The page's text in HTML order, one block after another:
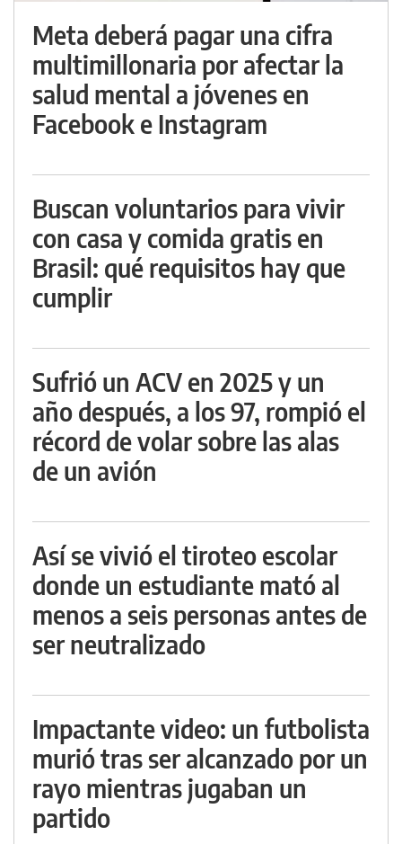
Meta deberá pagar una cifra
multimillonaria por afectar la
salud mental a jóvenes en
Facebook e Instagram
Buscan voluntarios para vivir
con casa y comida gratis en
Brasil: qué requisitos hay que
cumplir
Sufrió un ACV en 2025 y un
año después, a los 97, rompió el
récord de volar sobre las alas
de un avión
Así se vivió el tiroteo escolar
donde un estudiante mató al
menos a seis personas antes de
ser neutralizado
Impactante video: un futbolista
murió tras ser alcanzado por un
rayo mientras jugaban un
partido